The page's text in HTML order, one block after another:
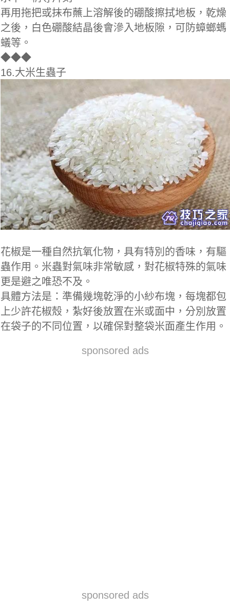
再用拖把或抹布蘸上溶解後的硼酸擦拭地板，乾燥
之後，白色硼酸結晶後會滲入地板隙，可防蟑螂螞
蟻等。
◆◆◆
16.大米生蟲子
花椒是一種自然抗氧化物，具有特別的香味，有驅
蟲作用。米蟲對氣味非常敏感，對花椒特殊的氣味
更是避之唯恐不及。
具體方法是：準備幾塊乾淨的小紗布塊，每塊都包
上少許花椒殼，紮好後放置在米或面中，分別放置
在袋子的不同位置，以確保對整袋米面產生作用。
sponsored ads
sponsored ads